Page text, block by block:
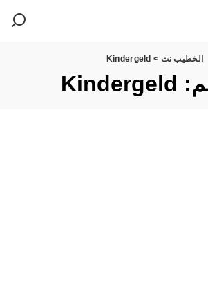
الخطيب نت >
Kindergeld
Kindergeld